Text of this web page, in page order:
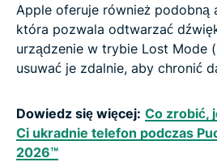
Apple oferuje również podobną
która pozwala odtwarzać
urządzenie w trybie Lost Mode
usuwać je zdalnie, aby chronić
Dowiedz się więcej: Co zrobić,
Ci ukradnie telefon podczas
2026™